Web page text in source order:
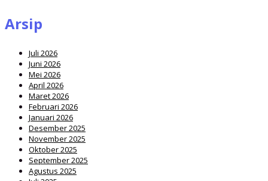
Arsip
Juli 2026
Juni 2026
Mei 2026
April 2026
Maret 2026
Februari 2026
Januari 2026
Desember 2025
November 2025
Oktober 2025
September 2025
Agustus 2025